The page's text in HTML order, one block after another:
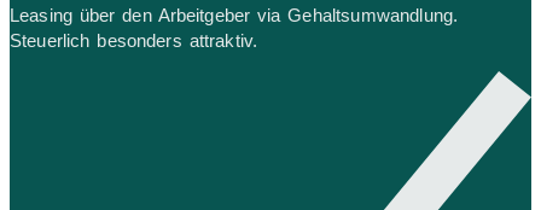
Leasing über den Arbeitgeber via Gehaltsumwandlung.
Steuerlich besonders attraktiv.